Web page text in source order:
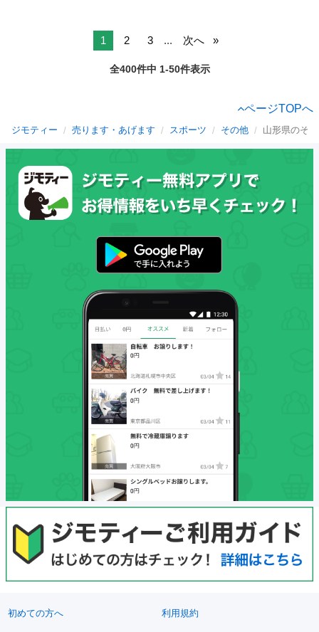
1 2 3 ... 次へ
全400件中 1-50件表示
ページTOPへ
ジモティー 売ります・あげます スポーツ その他 山形県のそ
初めての方へ 利用規約